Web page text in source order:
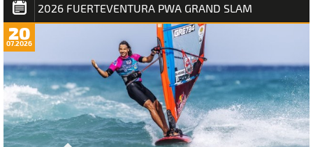
2026 FUERTEVENTURA PWA GRAND SLAM
20
07.2026